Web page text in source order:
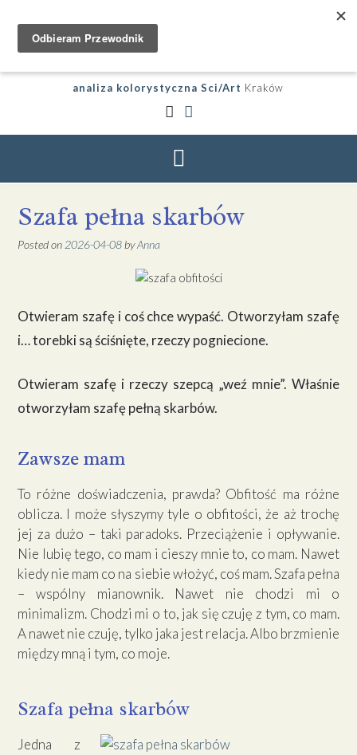
analiza kolorystyczna Sci/Art Kraków
Szafa pełna skarbów
Posted on 2026-04-08 byAnna
Otwieram szafę i coś chce wypaść. Otworzyłam szafę
i… torebki są ściśnięte, rzeczy pogniecione.
Otwieram szafę i rzeczy szepcą „weź mnie”. Właśnie
otworzyłam szafę pełną skarbów.
Zawsze mam
To różne doświadczenia, prawda? Obfitość ma różne
oblicza. I może słyszymy tyle o obfitości, że aż trochę
jej za dużo – taki paradoks. Przeciążenie i opływanie.
Nie lubię tego, co mam i cieszy mnie to, co mam. Nawet
kiedy nie mam co na siebie włożyć, coś mam. Szafa pełna
– wspólny mianownik. Nawet nie chodzi mi o
minimalizm. Chodzi mi o to, jak się czuję z tym, co mam.
A nawet nie czuję, tylko jaka jest relacja. Albo brzmienie
między mną i tym, co moje.
Szafa pełna skarbów
Jedna z